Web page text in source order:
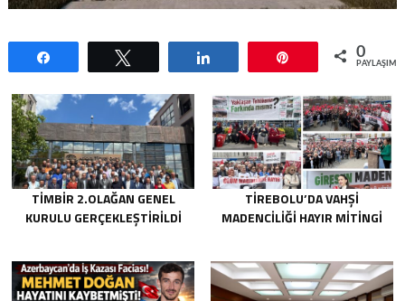
0
TİMBİR 2.OLAĞAN GENEL
KURULU GERÇEKLEŞTIRILDI
TIREBOLU’DA VAHŞI
MADENCILIĞI HAYIR MITINGI